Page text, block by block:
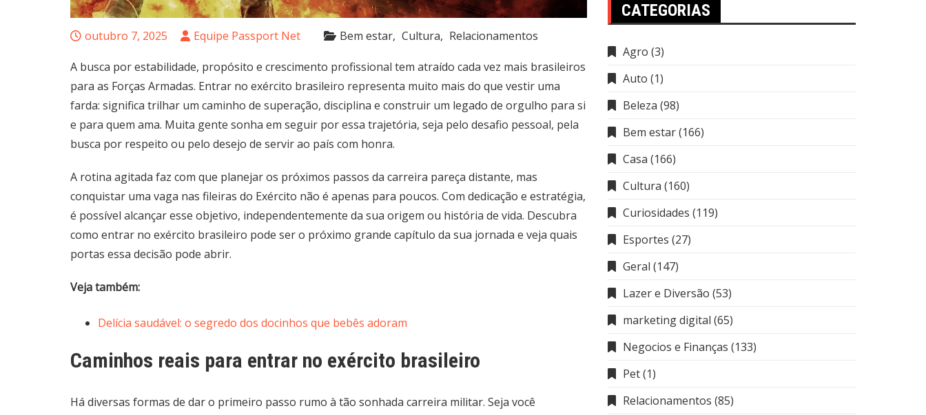
outubro 7, 2025 Equipe Passport Net Bem estar Cultura Relacionamentos
A busca por estabilidade, propósito e crescimento profissional tem atraído cada vez mais brasileiros
para as Forças Armadas. Entrar no exército brasileiro representa muito mais do que vestir uma
farda: significa trilhar um caminho de superação, disciplina e construir um legado de orgulho para si
e para quem ama. Muita gente sonha em seguir por essa trajetória, seja pelo desafio pessoal, pela
busca por respeito ou pelo desejo de servir ao país com honra.
A rotina agitada faz com que planejar os próximos passos da carreira pareça distante, mas
conquistar uma vaga nas fileiras do Exército não é apenas para poucos. Com dedicação e estratégia,
é possível alcançar esse objetivo, independentemente da sua origem ou história de vida. Descubra
como entrar no exército brasileiro pode ser o próximo grande capítulo da sua jornada e veja quais
portas essa decisão pode abrir.
Veja também:
Delícia saudável: o segredo dos docinhos que bebês adoram
Caminhos reais para entrar no exército brasileiro
Há diversas formas de dar o primeiro passo rumo à tão sonhada carreira militar. Seja você
CATEGORIAS
Agro (3)
Auto (1)
Beleza (98)
Bem estar(166)
Casa (166)
Cultura (160)
Curiosidades (119)
Esportes (27)
Geral (147)
Lazer e Diversão (53)
marketing digital (65)
Negocios e Finanças (133)
Pet(1)
Relacionamentos (85)